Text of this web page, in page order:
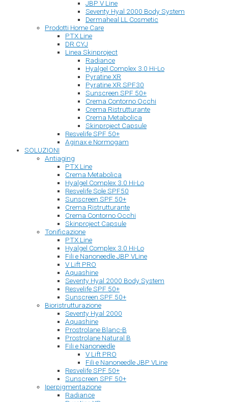
JBP V Line
Seventy Hyal 2000 Body System
Dermaheal LL Cosmetic
Prodotti Home Care
PTX Line
DR CYJ
Linea Skinproject
Radiance
Hyalgel Complex 3.0 Hi-Lo
Pyratine XR
Pyratine XR SPF30
Sunscreen SPF 50+
Crema Contorno Occhi
Crema Ristrutturante
Crema Metabolica
Skinproject Capsule
Resvelife SPF 50+
Aginax e Normogam
SOLUZIONI
Antiaging
PTX Line
Crema Metabolica
Hyalgel Complex 3.0 Hi-Lo
Resvelife Sole SPF50
Sunscreen SPF 50+
Crema Ristrutturante
Crema Contorno Occhi
Skinproject Capsule
Tonificazione
PTX Line
Hyalgel Complex 3.0 Hi-Lo
Fili e Nanoneedle JBP VLine
V Lift PRO
Aquashine
Seventy Hyal 2000 Body System
Resvelife SPF 50+
Sunscreen SPF 50+
Bioristrutturazione
Seventy Hyal 2000
Aquashine
Prostrolane Blanc-B
Prostrolane Natural B
Fili e Nanoneedle
V Lift PRO
Fili e Nanoneedle JBP VLine
Resvelife SPF 50+
Sunscreen SPF 50+
Iperpigmentazione
Radiance